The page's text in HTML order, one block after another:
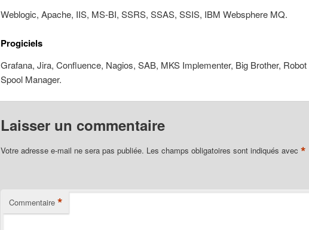
Weblogic, Apache, IIS, MS-BI, SSRS, SSAS, SSIS, IBM Websphere MQ.
Progiciels
Grafana, Jira, Confluence, Nagios, SAB, MKS Implementer, Big Brother, Robot
Spool Manager.
Laisser un commentaire
Votre adresse e-mail ne sera pas publiée. Les champs obligatoires sont indiqués avec *
Commentaire *